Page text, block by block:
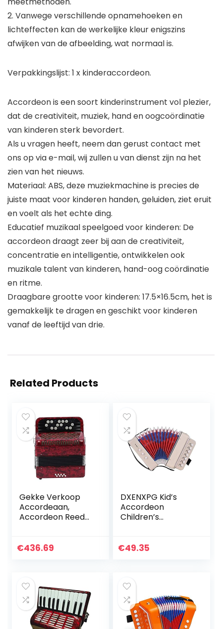
2. Vanwege verschillende opnamehoeken en
lichteffecten kan de werkelijke kleur enigszins
afwijken van de afbeelding, wat normaal is.
Verpakkingslijst: 1 x kinderaccordeon.
Accordeon is een soort kinderinstrument vol plezier,
dat de creativiteit, muziek, hand en oogcoördinatie
van kinderen sterk bevordert.
Als u vragen heeft, neem dan gerust contact met
ons op via e-mail, wij zullen u van dienst zijn na het
zien van het nieuws.
Materiaal: ABS, deze muziekmachine is precies de
juiste maat voor kinderen handen, geluiden, ziet eruit
en voelt als het echte ding.
Educatief muzikaal speelgoed voor kinderen: De
accordeon draagt zeer bij aan de creativiteit,
concentratie en intelligentie, ontwikkelen ook
muzikale talent van kinderen, hand-oog coördinatie
en ritme.
Draagbare grootte voor kinderen: 17.5×16.5cm, het is
gemakkelijk te dragen en geschikt voor kinderen
vanaf de leeftijd van drie.
Related Products
Gekke Verkoop
Accordeaan,
Accordeon Reed
Beginner voor
€436.69
DXENXPG Kid’s
Accordeon
Children’s
Verlichting
€49.35